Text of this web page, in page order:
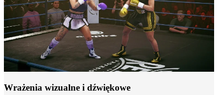
Wrażenia wizualne i dźwiękowe